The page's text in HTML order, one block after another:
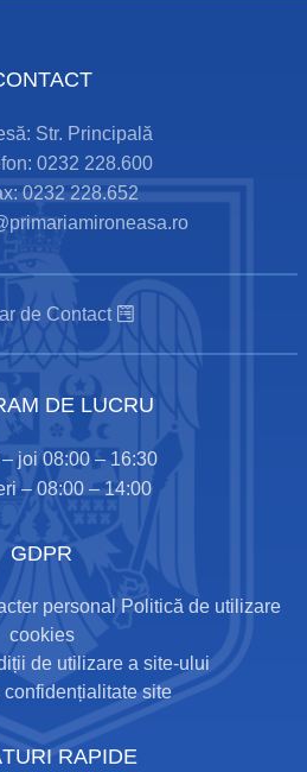
Str. Principală
0232 228.600
0232 228.652
de Contact
DE LUCRU
– joi 08:00 – 16:30
– 08:00 – 14:00
GDPR
personal
Politică de utilizare
cookies
de utilizare a site-ului
confidențialitate site
RAPIDE